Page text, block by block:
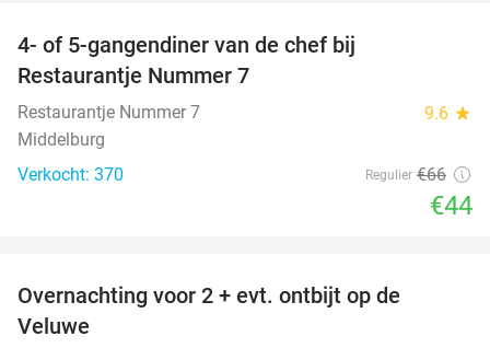
4- of 5-gangendiner van de chef bij
Restaurantje Nummer 7
Restaurantje Nummer 7 9.6 star
Middelburg
Verkocht: 370
Regulier €66
€44
Overnachting voor 2 + evt. ontbijt op de
Veluwe